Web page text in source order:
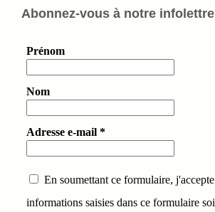
Abonnez-vous à notre infolettre